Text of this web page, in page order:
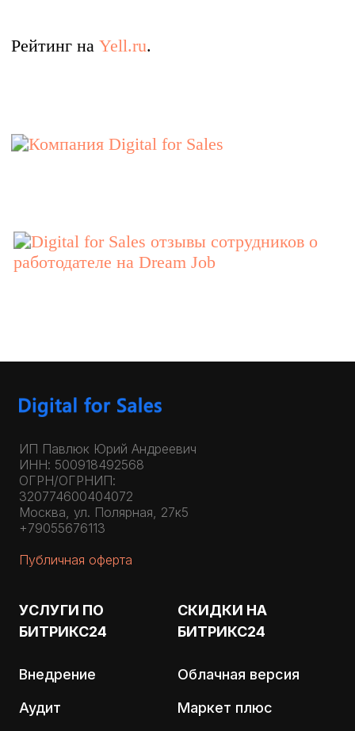
ИП Павлюк Юрий Андреевич
ИНН: 500918492568
ОГРН/ОГРНИП:
320774600404072
Москва, ул. Полярная, 27к5
+79055676113
Публичная оферта
УСЛУГИ ПО
БИТРИКС24
Внедрение
Аудит
СКИДКИ НА
БИТРИКС24
Облачная версия
Маркет плюс